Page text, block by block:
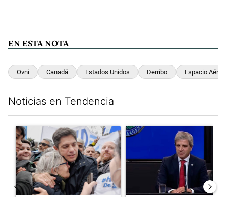
EN ESTA NOTA
Ovni Canadá Estados Unidos Derribo Espacio Aéreo
Noticias en Tendencia
Un artículo de tendencia con el título "Kicillof apuntó contra
Un artículo de tendencia con